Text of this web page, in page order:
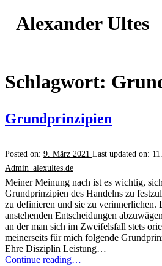
main
navigation
main
content
footer
Alexander Ultes
Schlagwort:
Grundprinzipien
Posted on: 9. März 2021 Last updated on:
Admin_alexultes.de
Meiner Meinung nach ist es wichtig,
Grundprinzipien des Handelns zu
zu definieren und sie zu verinnerlichen.
anstehenden Entscheidungen
an der man sich im Zweifelsfall stets
meinerseits für mich folgende
Ehre Disziplin Leistung…
Continue reading“Grundprinzipien”
…